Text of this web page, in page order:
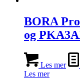
BORA
og
Les mer
Les mer